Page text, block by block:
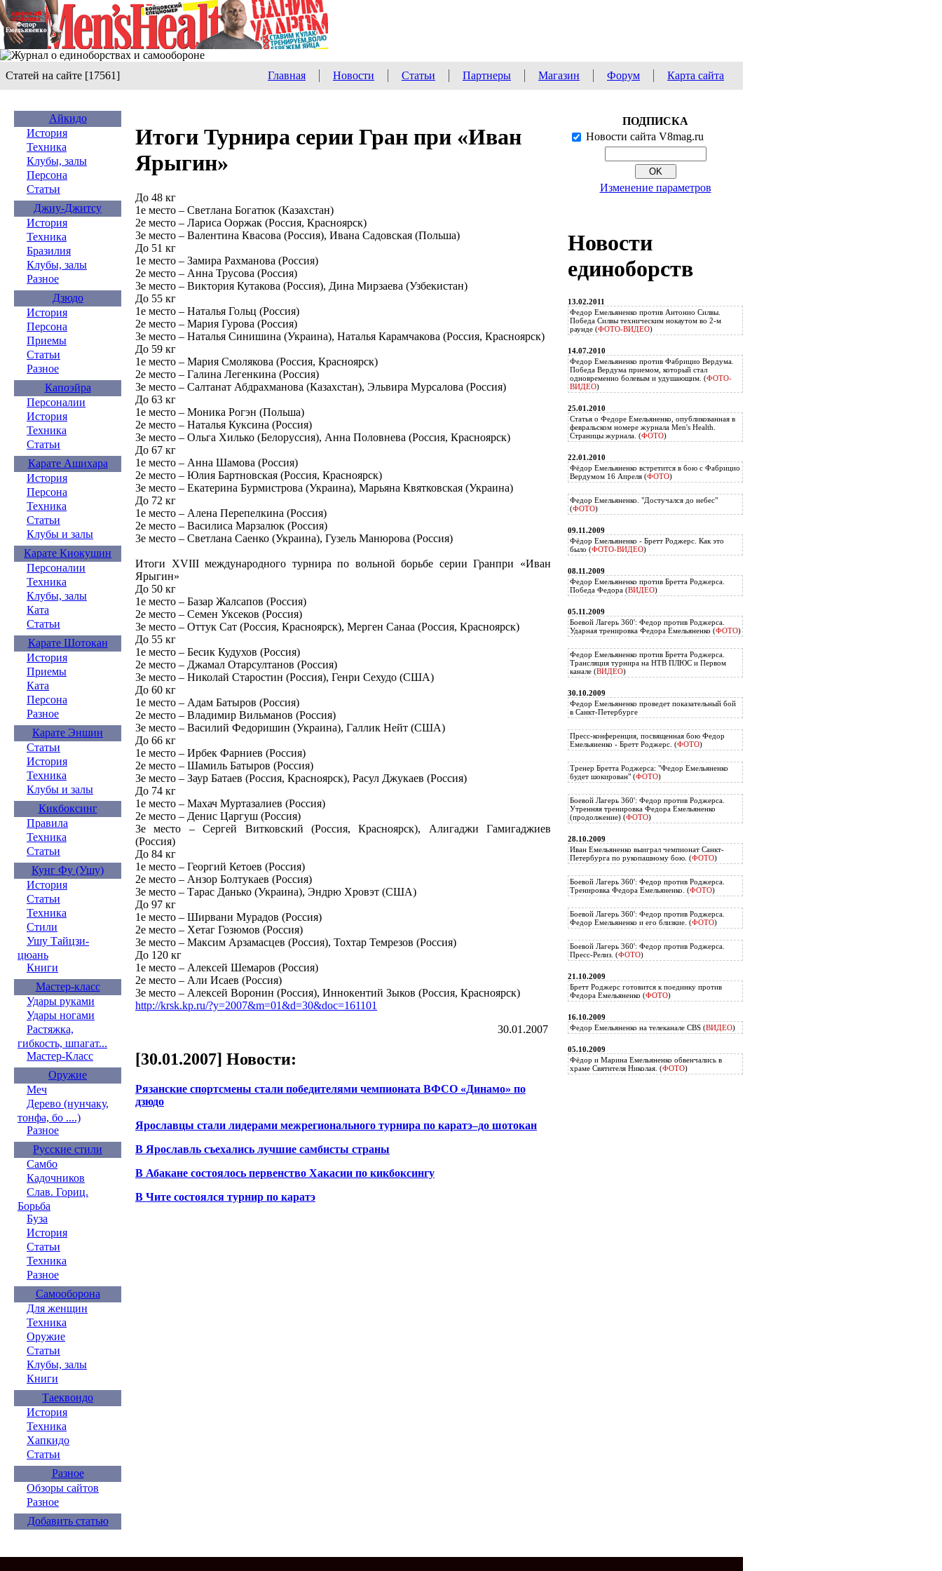
Статей на сайте [17561] Главная Новости Статьи Партнеры Магазин Форум Карта сайта
Айкидо
История
Техника
Клубы, залы
Персона
Статьи
Джиу-Джитсу
История
Техника
Бразилия
Клубы, залы
Разное
Дзюдо
История
Персона
Приемы
Статьи
Разное
Капоэйра
Персоналии
История
Техника
Статьи
Карате Ашихара
История
Персона
Техника
Статьи
Клубы и залы
Карате Киокушин
Персоналии
Техника
Клубы, залы
Ката
Статьи
Карате Шотокан
История
Приемы
Ката
Персона
Разное
Карате Эншин
Статьи
История
Техника
Клубы и залы
Кикбоксинг
Правила
Техника
Статьи
Кунг Фу (Ушу)
История
Статьи
Техника
Стили
Ушу Тайцзи-
цюань
Книги
Мастер-класс
Удары руками
Удары ногами
Растяжка,
гибкость, шпагат...
Мастер-Класс
Оружие
Меч
Дерево (нунчаку,
тонфа, бо ....)
Разное
Русские стили
Самбо
Кадочников
Слав. Гориц.
Борьба
Буза
История
Статьи
Техника
Разное
Самооборона
Для женщин
Техника
Оружие
Статьи
Клубы, залы
Книги
Таеквондо
История
Техника
Хапкидо
Статьи
Разное
Обзоры сайтов
Разное
Добавить статью
Итоги Турнира серии Гран при «Иван
Ярыгин»
До 48 кг
1е место – Светлана Богатюк (Казахстан)
2е место – Лариса Ооржак (Россия, Красноярск)
3е место – Валентина Квасова (Россия), Ивана Садовская (Польша)
До 51 кг
1е место – Замира Рахманова (Россия)
2е место – Анна Трусова (Россия)
3е место – Виктория Кутакова (Россия), Дина Мирзаева (Узбекистан)
До 55 кг
1е место – Наталья Гольц (Россия)
2е место – Мария Гурова (Россия)
3е место – Наталья Синишина (Украина), Наталья Карамчакова (Россия, Красноярск)
До 59 кг
1е место – Мария Смолякова (Россия, Красноярск)
2е место – Галина Легенкина (Россия)
3е место – Салтанат Абдрахманова (Казахстан), Эльвира Мурсалова (Россия)
До 63 кг
1е место – Моника Рогэн (Польша)
2е место – Наталья Куксина (Россия)
3е место – Ольга Хилько (Белоруссия), Анна Половнева (Россия, Красноярск)
До 67 кг
1е место – Анна Шамова (Россия)
2е место – Юлия Бартновская (Россия, Красноярск)
3е место – Екатерина Бурмистрова (Украина), Марьяна Квятковская (Украина)
До 72 кг
1е место – Алена Перепелкина (Россия)
2е место – Василиса Марзалюк (Россия)
3е место – Светлана Саенко (Украина), Гузель Манюрова (Россия)
Итоги XVIII международного турнира по вольной борьбе серии Гранпри «Иван
Ярыгин»
До 50 кг
1е место – Базар Жалсапов (Россия)
2е место – Семен Уксеков (Россия)
3е место – Оттук Сат (Россия, Красноярск), Мерген Санаа (Россия, Красноярск)
До 55 кг
1е место – Бесик Кудухов (Россия)
2е место – Джамал Отарсултанов (Россия)
3е место – Николай Старостин (Россия), Генри Сехудо (США)
До 60 кг
1е место – Адам Батыров (Россия)
2е место – Владимир Вильманов (Россия)
3е место – Василий Федоришин (Украина), Галлик Нейт (США)
До 66 кг
1е место – Ирбек Фарниев (Россия)
2е место – Шамиль Батыров (Россия)
3е место – Заур Батаев (Россия, Красноярск), Расул Джукаев (Россия)
До 74 кг
1е место – Махач Муртазалиев (Россия)
2е место – Денис Царгуш (Россия)
3е место – Сергей Витковский (Россия, Красноярск), Алигаджи Гамигаджиев
(Россия)
До 84 кг
1е место – Георгий Кетоев (Россия)
2е место – Анзор Болтукаев (Россия)
3е место – Тарас Данько (Украина), Эндрю Хровэт (США)
До 97 кг
1е место – Ширвани Мурадов (Россия)
2е место – Хетаг Гозюмов (Россия)
3е место – Максим Арзамасцев (Россия), Тохтар Темрезов (Россия)
До 120 кг
1е место – Алексей Шемаров (Россия)
2е место – Али Исаев (Россия)
3е место – Алексей Воронин (Россия), Иннокентий Зыков (Россия, Красноярск)
http://krsk.kp.ru/?y=2007&m=01&d=30&doc=161101
30.01.2007
[30.01.2007] Новости:
Рязанские спортсмены стали победителями чемпионата ВФСО «Динамо» по
дзюдо
Ярославцы стали лидерами межрегионального турнира по каратэ–до шотокан
В Ярославль съехались лучшие самбисты страны
В Абакане состоялось первенство Хакасии по кикбоксингу
В Чите состоялся турнир по каратэ
ПОДПИСКА
Новости сайта V8mag.ru
Изменение параметров
Новости
единоборств
13.02.2011
Федор Емельяненко против Антонио Силвы.
Победа Силвы техническим нокаутом во 2-м
раунде (ФОТО-ВИДЕО)
14.07.2010
Федор Емельяненко против Фабрицио Вердума.
Победа Вердума приемом, который стал
одновременно болевым и удушающим. (ФОТО-
ВИДЕО)
25.01.2010
Статья о Федоре Емельяненко, опубликованная в
февральском номере журнала Men's Health.
Страницы журнала. (ФОТО)
22.01.2010
Фёдор Емельяненко встретится в бою с Фабрицио
Вердумом 16 Апреля (ФОТО)
Федор Емельяненко. "Достучался до небес"
(ФОТО)
09.11.2009
Фёдор Емельяненко - Бретт Роджерс. Как это
было (ФОТО-ВИДЕО)
08.11.2009
Федор Емельяненко против Бретта Роджерса.
Победа Федора (ВИДЕО)
05.11.2009
Боевой Лагерь 360': Федор против Роджерса.
Ударная тренировка Федора Емельяненко (ФОТО)
Федор Емельяненко против Бретта Роджерса.
Трансляция турнира на НТВ ПЛЮС и Первом
канале (ВИДЕО)
30.10.2009
Федор Емельяненко проведет показательный бой
в Санкт-Петербурге
Пресс-конференция, посвященная бою Федор
Емельяненко - Бретт Роджерс. (ФОТО)
Тренер Бретта Роджерса: "Федор Емельяненко
будет шокирован" (ФОТО)
Боевой Лагерь 360': Федор против Роджерса.
Утренняя тренировка Федора Емельяненко
(продолжение) (ФОТО)
28.10.2009
Иван Емельяненко выиграл чемпионат Санкт-
Петербурга по рукопашному бою. (ФОТО)
Боевой Лагерь 360': Федор против Роджерса.
Тренировка Федора Емельяненко. (ФОТО)
Боевой Лагерь 360': Федор против Роджерса.
Федор Емельяненко и его близкие. (ФОТО)
Боевой Лагерь 360': Федор против Роджерса.
Пресс-Релиз. (ФОТО)
21.10.2009
Бретт Роджерс готовится к поединку против
Федора Емельяненко (ФОТО)
16.10.2009
Федор Емельяненко на телеканале CBS (ВИДЕО)
05.10.2009
Фёдор и Марина Емельяненко обвенчались в
храме Святителя Николая. (ФОТО)